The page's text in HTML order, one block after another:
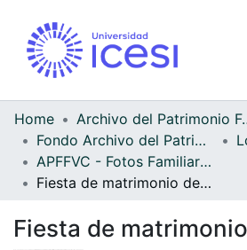
Home
Archivo del
Fondo Archivo del Patrimonio Fotográfico y Fílmico del Valle del Cauca
APFFVC - Fotos Familiares - Patrimonial
Fiesta de matrimonio de Mery
Fiesta de